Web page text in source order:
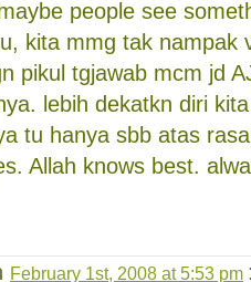
people see
kita mmg tak nampak
pikul tgjawab mcm jd
lebih dekatkn diri
tu hanya sbb atas
Allah knows best.
February 1st, 2008 at 5:53 pm